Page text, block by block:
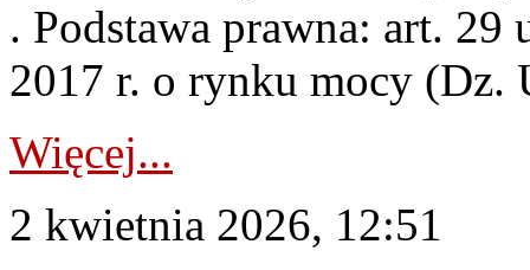
. Podstawa prawna: art. 29
2017 r. o rynku mocy (Dz.
Więcej...
2 kwietnia 2026, 12:51